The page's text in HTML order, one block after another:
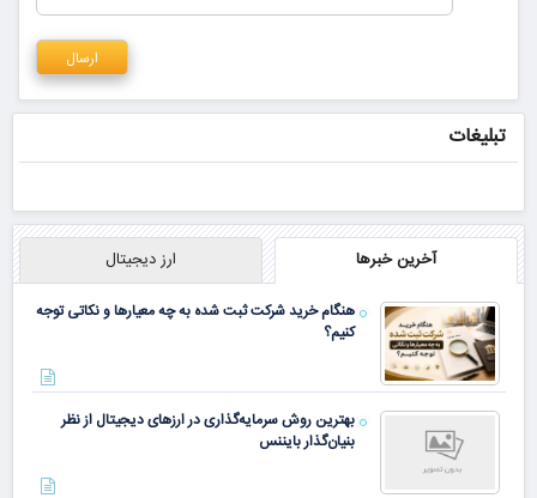
تبلیغات
آخرین خبرها ارز دیجیتال
هنگام خرید شرکت ثبت شده به چه معیارها و نکاتی توجه
کنیم؟
بهترین روش سرمایه‌گذاری در ارزهای دیجیتال از نظر
بنیان‌گذار بایننس